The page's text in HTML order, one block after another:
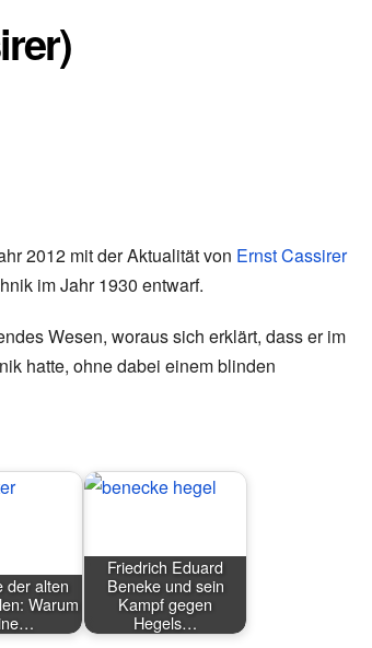
2012 mit der Aktualität von Ernst Cassirer
im Jahr 1930 entwarf.
Wesen, woraus sich erklärt, dass er im
hatte, ohne dabei einem blinden
der alten
Warum
Friedrich Eduard
Beneke und sein
Kampf gegen
Hegels…